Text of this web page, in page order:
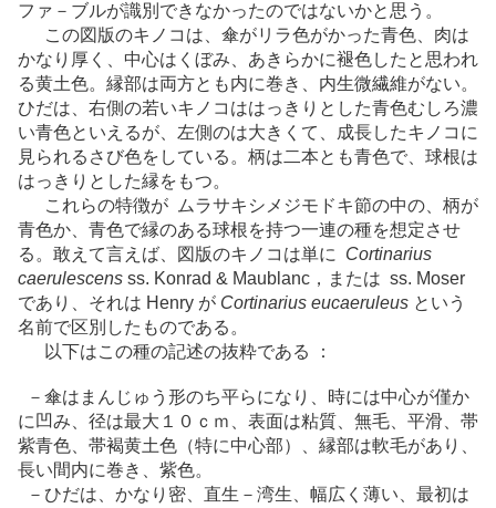
ファ－ブルが識別できなかったのではないかと思う。
この図版のキノコは、傘がリラ色がかった青色、肉は
かなり厚く、中心はくぼみ、あきらかに褪色したと思われ
る黄土色。縁部は両方とも内に巻き、内生微繊維がない。
ひだは、右側の若いキノコははっきりとした青色むしろ濃
い青色といえるが、左側のは大きくて、成長したキノコに
見られるさび色をしている。柄は二本とも青色で、球根は
はっきりとした縁をもつ。
これらの特徴が ムラサキシメジモドキ節の中の、柄が
青色か、青色で縁のある球根を持つ一連の種を想定させ
る。敢えて言えば、図版のキノコは単に Cortinarius
caerulescens ss. Konrad & Maublanc，または ss. Moser
であり、それは Henry が Cortinarius eucaeruleus という
名前で区別したものである。
以下はこの種の記述の抜粋である ：
－傘はまんじゅう形のち平らになり、時には中心が僅か
に凹み、径は最大１０ｃｍ、表面は粘質、無毛、平滑、帯
紫青色、帯褐黄土色（特に中心部）、縁部は軟毛があり、
長い間内に巻き、紫色。
－ひだは、かなり密、直生－湾生、幅広く薄い、最初は